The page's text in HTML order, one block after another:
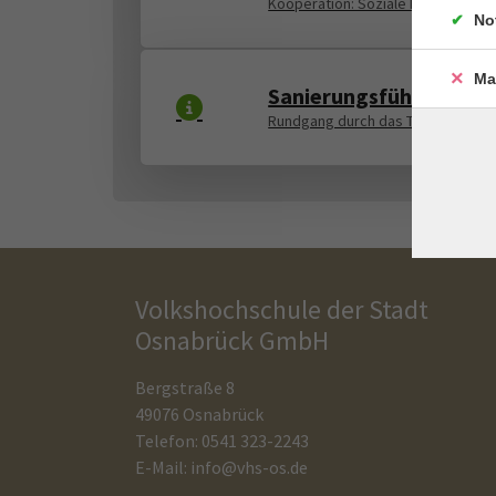
Sanierungsführung
Rundgang durch das Theater
Volkshochschule der Stadt
Osnabrück GmbH
Bergstraße 8
49076 Osnabrück
Telefon: 0541 323-2243
E-Mail: info@vhs-os.de